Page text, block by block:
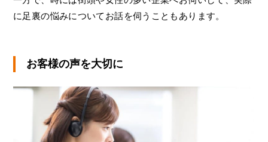
に足裏の悩みについてお話を伺うこともあります。
お客様の声を大切に